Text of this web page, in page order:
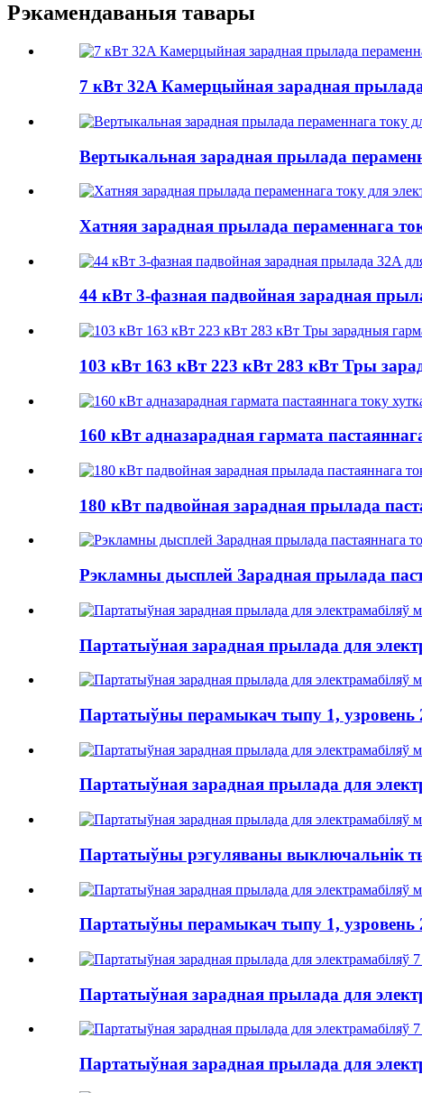
Рэкамендаваныя тавары
7 кВт 32A Камерцыйная зарадная
Вертыкальная зарадная прылада
Хатняя зарадная прылада пераменнага
44 кВт 3-фазная падвойная зарадная
103 кВт 163 кВт 223 кВт 283 кВт Тры
160 кВт адназарадная гармата
180 кВт падвойная зарадная прылада
Рэкламны дысплей Зарадная прылада
Партатыўная зарадная прылада для
Партатыўны перамыкач тыпу 1, узровень
Партатыўная зарадная прылада для
Партатыўны рэгуляваны выключальнік
Партатыўны перамыкач тыпу 1, узровень
Партатыўная зарадная прылада для
Партатыўная зарадная прылада для